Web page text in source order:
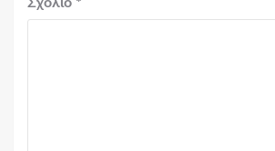
Σχόλιο *